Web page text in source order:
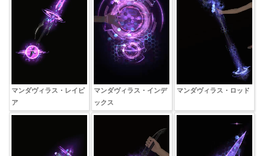
マンダヴィラス・レイピ
ア
マンダヴィラス・インデ
ックス
マンダヴィラス・ロッド